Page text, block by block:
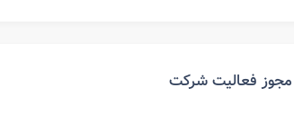
مجوز فعالیت شرکت